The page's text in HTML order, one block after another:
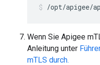
/opt/apigee/
Wenn Sie Apigee
Anleitung unter
mTLS durch.